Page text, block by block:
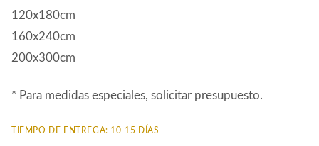
120x180cm
160x240cm
200x300cm
* Para medidas especiales, solicitar presupuesto.
TIEMPO DE ENTREGA: 10-15 DÍAS